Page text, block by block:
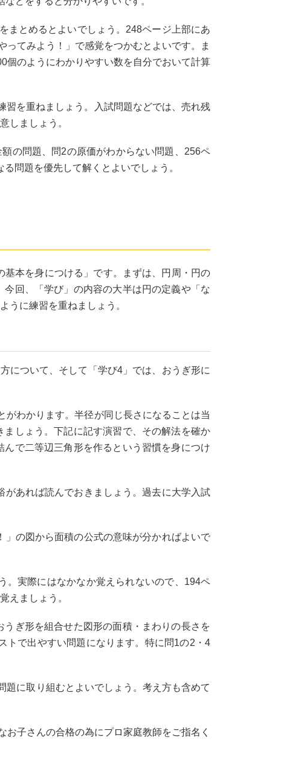
まとめるとよいでしょう。248ページ上部にあ
てみよう！」で感覚をつかむとよいです。ま
個のようにわかりやすい数を自分でおいて計算
を重ねましょう。入試問題などでは、売れ残
しましょう。
の問題、問2の原価がわからない問題、256ペ
問題を優先して解くとよいでしょう。
本を身につける」です。まずは、円周・円の
回、「学び」の内容の大半は円の定義や「な
うに練習を重ねましょう。
について、そして「学び4」では、おうぎ形に
わかります。半径が同じ長さになることは当
しょう。下記に記す演習で、その解法を確か
で二等辺三角形を作るという習慣を身につけ
あれば読んでおきましょう。過去に大学入試
の図から面積の公式の意味が分かればよいで
実際にはなかなか覚えられないので、194ペ
えましょう。
ぎ形を組合せた図形の面積・まわりの長さを
トで出やすい問題になります。特に問1の2・4
に取り組むとよいでしょう。考え方も含めて
子さんの合格の為にプロ家庭教師をご指名く